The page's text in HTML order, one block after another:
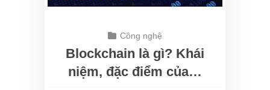
Công nghệ
Blockchain là gì? Khái
niệm, đặc điểm của…